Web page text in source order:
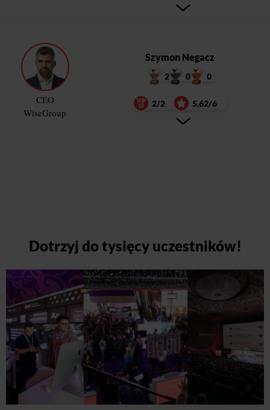
CEO
WiseGroup
Szymon Negacz
2 0 0
2/2 5,62/6
Dotrzyj do tysięcy uczestników!